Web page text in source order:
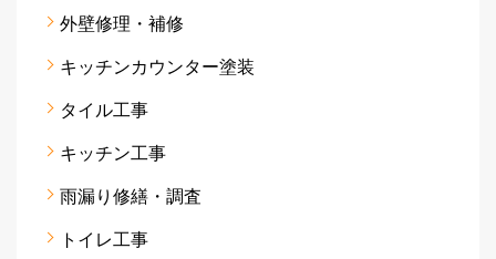
外壁修理・補修
キッチンカウンター塗装
タイル工事
キッチン工事
雨漏り修繕・調査
トイレ工事